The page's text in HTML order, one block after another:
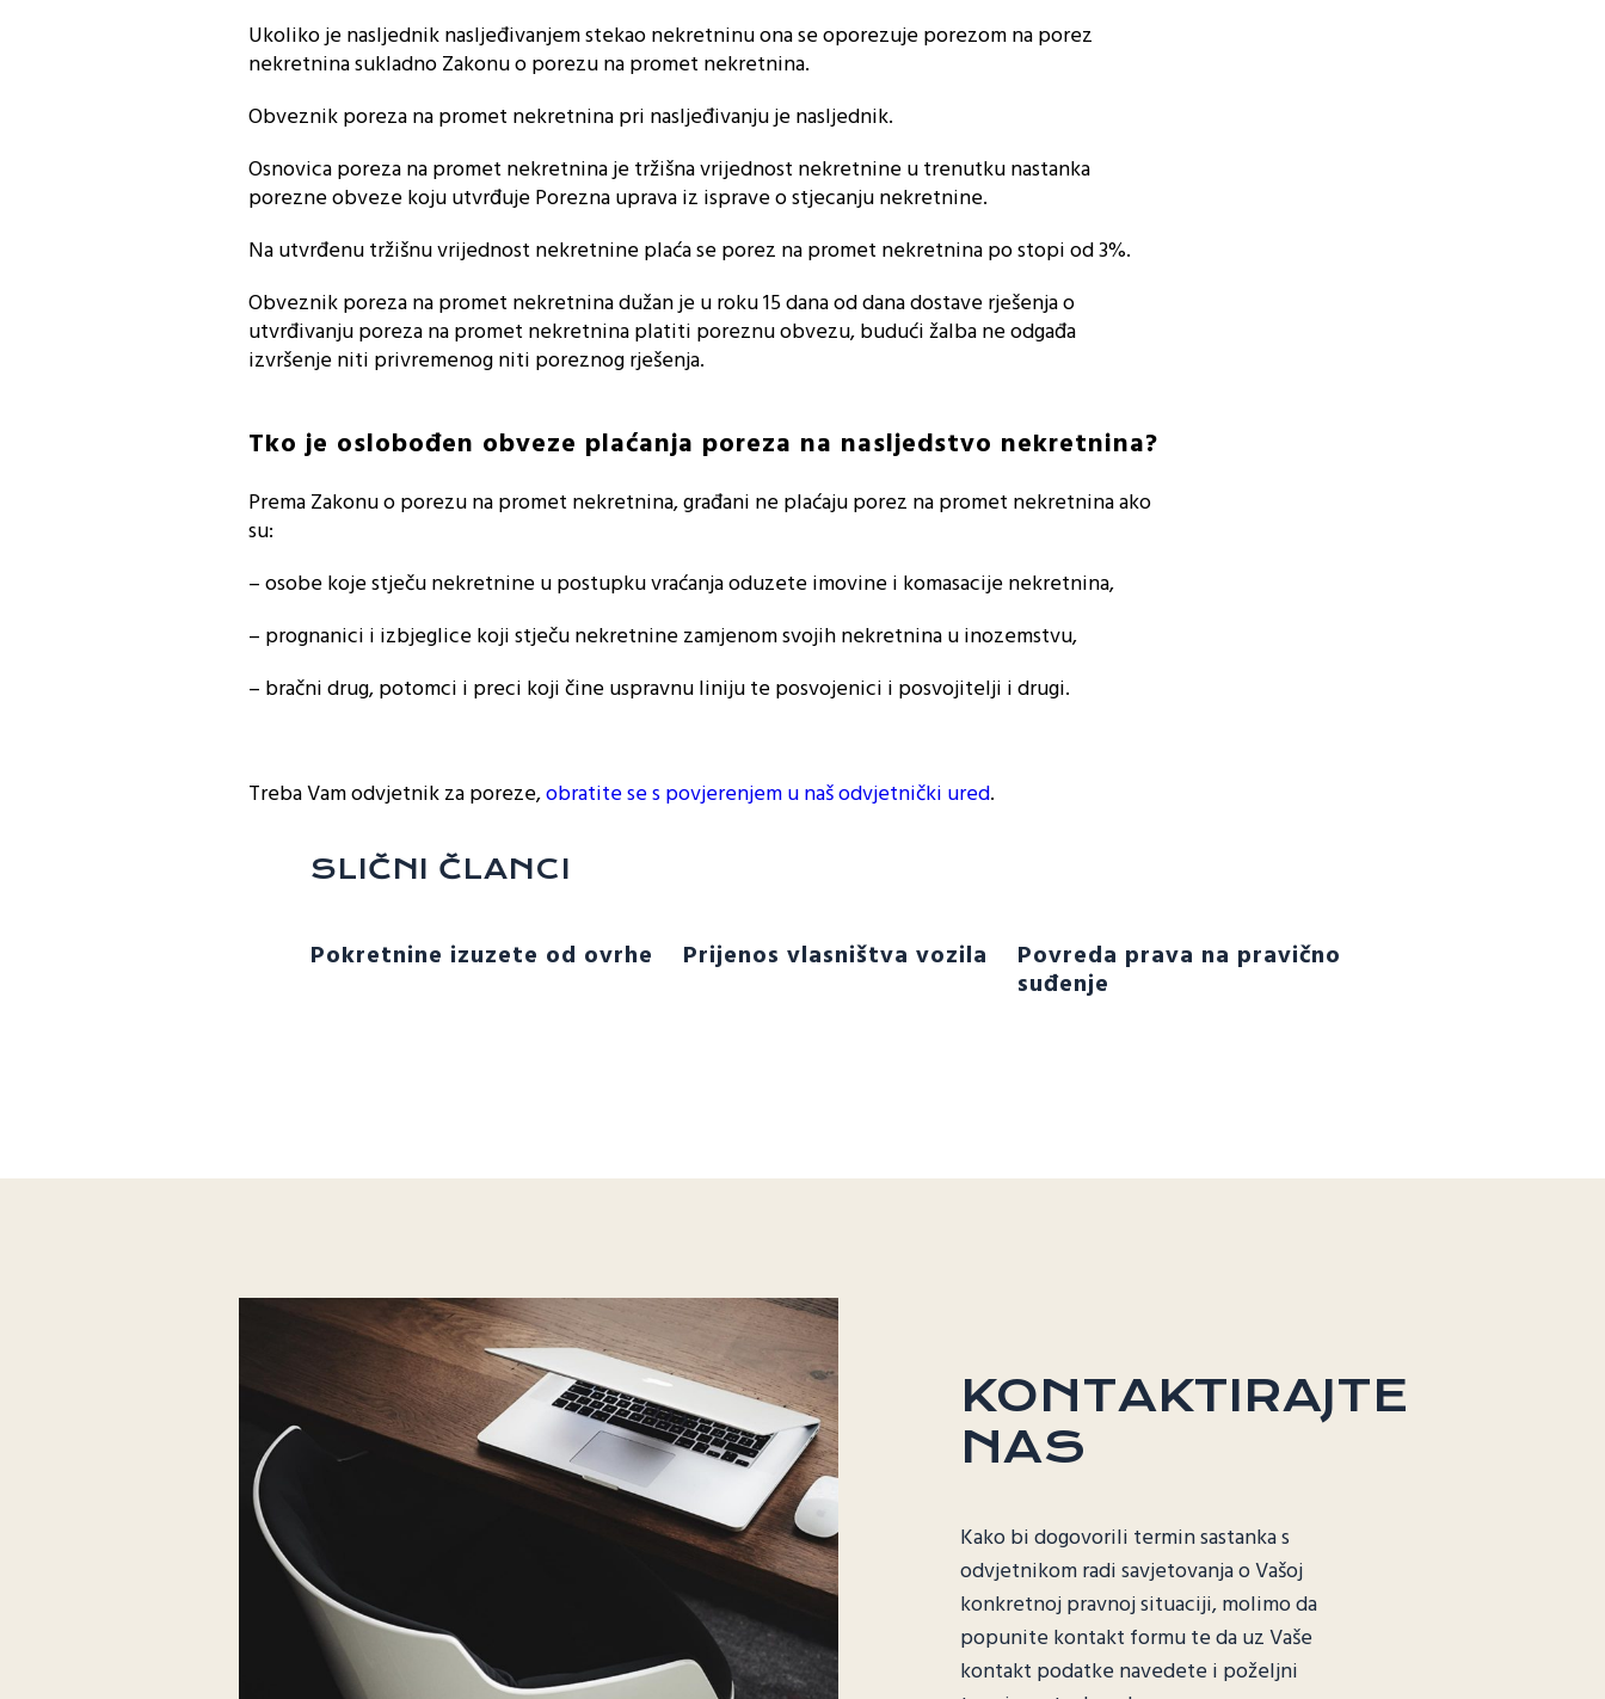
Ukoliko je nasljednik nasljeđivanjem stekao nekretninu ona se oporezuje porezom na porez
nekretnina sukladno Zakonu o porezu na promet nekretnina.
Obveznik poreza na promet nekretnina pri nasljeđivanju je nasljednik.
Osnovica poreza na promet nekretnina je tržišna vrijednost nekretnine u trenutku nastanka
porezne obveze koju utvrđuje Porezna uprava iz isprave o stjecanju nekretnine.
Na utvrđenu tržišnu vrijednost nekretnine plaća se porez na promet nekretnina po stopi od 3%.
Obveznik poreza na promet nekretnina dužan je u roku 15 dana od dana dostave rješenja o
utvrđivanju poreza na promet nekretnina platiti poreznu obvezu, budući žalba ne odgađa
izvršenje niti privremenog niti poreznog rješenja.
Tko je oslobođen obveze plaćanja poreza na nasljedstvo nekretnina?
Prema Zakonu o porezu na promet nekretnina, građani ne plaćaju porez na promet nekretnina ako
su:
– osobe koje stječu nekretnine u postupku vraćanja oduzete imovine i komasacije nekretnina,
– prognanici i izbjeglice koji stječu nekretnine zamjenom svojih nekretnina u inozemstvu,
– bračni drug, potomci i preci koji čine uspravnu liniju te posvojenici i posvojitelji i drugi.
Treba Vam odvjetnik za poreze,obratite se s povjerenjem u naš odvjetnički ured.
SLIČNI ČLANCI
Pokretnine izuzete od ovrhe Prijenos vlasništva vozila Povreda prava na pravično
suđenje
KONTAKTIRAJTE
NAS
Kako bi dogovorili termin sastanka s
odvjetnikom radi savjetovanja o Vašoj
konkretnoj pravnoj situaciji, molimo da
popunite kontakt formu te da uz Vaše
kontakt podatke navedete i poželjni